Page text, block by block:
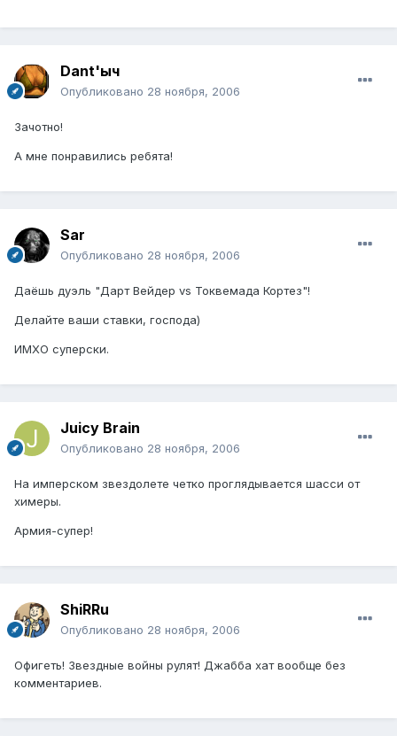
Dant'ыч
Опубликовано 28 ноября, 2006
Зачотно!
А мне понравились ребята!
Sar
Опубликовано 28 ноября, 2006
Даёшь дуэль "Дарт Вейдер vs Токвемада Кортез"!
Делайте ваши ставки, господа)
ИМХО суперски.
Juicy Brain
Опубликовано 28 ноября, 2006
На имперском звездолете четко проглядывается шасси от
химеры.
Армия-супер!
ShiRRu
Опубликовано 28 ноября, 2006
Офигеть! Звездные войны рулят! Джабба хат вообще без
комментариев.